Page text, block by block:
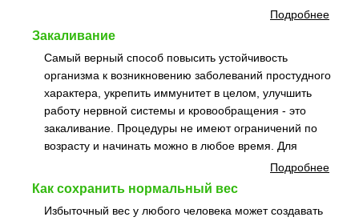
Подробнее
Закаливание
Самый верный способ повысить устойчивость
организма к возникновению заболеваний простудного
характера, укрепить иммунитет в целом, улучшить
работу нервной системы и кровообращения - это
закаливание. Процедуры не имеют ограничений по
возрасту и начинать можно в любое время. Для
Подробнее
Как сохранить нормальный вес
Избыточный вес у любого человека может создавать